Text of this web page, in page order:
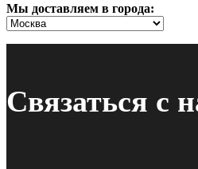
Мы доставляем в города:
Связаться с